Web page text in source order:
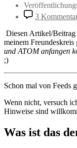
3
Diesen Artikel/
meinem Freundeskreis
und ATOManfangen
;)
Schon mal von Feeds
Wenn nicht, versuch
Hinweise sind
Was ist das